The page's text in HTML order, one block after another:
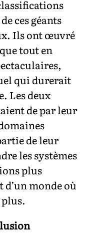
ces géants
Ils ont œuvré
tout en
qui durerait
Les deux
de par leur
de leur
les systèmes
plus
monde où